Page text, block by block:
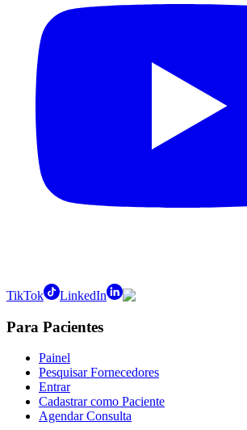
TikTok LinkedIn
Para Pacientes
Painel
Pesquisar Fornecedores
Entrar
Cadastrar como Paciente
Agendar Consulta